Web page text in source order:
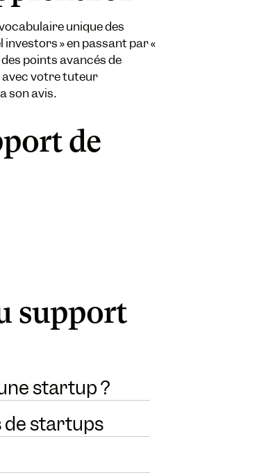
unique des
investors » en passant par «
points avancés de
votre tuteur
son avis.
de
support
startup ?
de startups